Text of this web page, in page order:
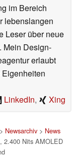
im Bereich
lebenslangen
Leser über neue
Mein Design-
erlaubt
LinkedIn, Xing
Newsarchiv> News
2.400 Nits AMOLED